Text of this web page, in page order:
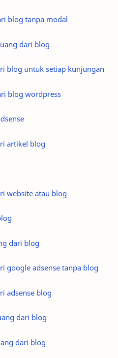
blog tanpa modal
dari blog
blog untuk setiap kunjungan
blog wordpress
artikel blog
website atau blog
dari blog
google adsense tanpa blog
adsense blog
dari blog
dari blog